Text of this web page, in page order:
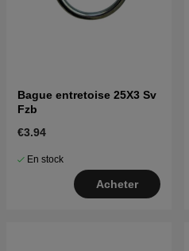
Bague entretoise 25X3 Sv
Fzb
€3.94
En stock
Acheter